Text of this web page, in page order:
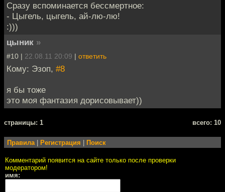
Сразу вспоминается бессмертное:
- Цыгель, цыгель, ай-лю-лю!
:)))
цыник »
#10 | 22.08.11 20:09 | ответить
Кому: Эзоп, #8
я бы тоже
это моя фантазия дорисовывает))
cтраницы: 1 всего: 10
Правила| Регистрация Поиск
Комментарий появится на сайте только после проверки
модератором!
имя: